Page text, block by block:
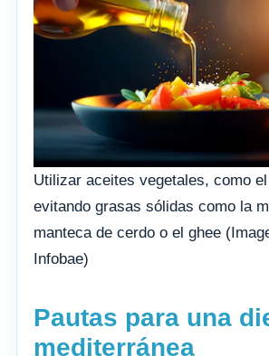
Utilizar aceites vegetales, como
evitando grasas sólidas como la
manteca de cerdo o el ghee
Infobae)
Pautas para una
mediterránea